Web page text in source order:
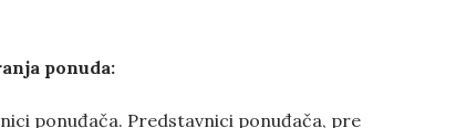
ponuda:
ponuđača. Predstavnici ponuđača, pre